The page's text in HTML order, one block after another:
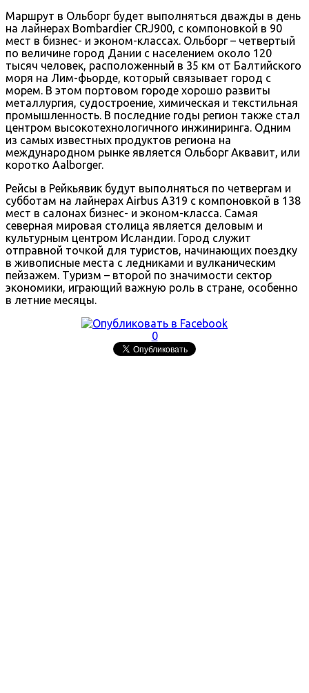
Маршрут в Ольборг будет выполняться дважды в день
на лайнерах Bombardier CRJ900, с компоновкой в 90
мест в бизнес- и эконом-классах. Ольборг – четвертый
по величине город Дании с населением около 120
тысяч человек, расположенный в 35 км от Балтийского
моря на Лим-фьорде, который связывает город с
морем. В этом портовом городе хорошо развиты
металлургия, судостроение, химическая и текстильная
промышленность. В последние годы регион также стал
центром высокотехнологичного инжиниринга. Одним
из самых известных продуктов региона на
международном рынке является Ольборг Аквавит, или
коротко Aalborger.
Рейсы в Рейкьявик будут выполняться по четвергам и
субботам на лайнерах Airbus A319 с компоновкой в 138
мест в салонах бизнес- и эконом-класса. Самая
северная мировая столица является деловым и
культурным центром Исландии. Город служит
отправной точкой для туристов, начинающих поездку
в живописные места с ледниками и вулканическим
пейзажем. Туризм – второй по значимости сектор
экономики, играющий важную роль в стране, особенно
в летние месяцы.
0